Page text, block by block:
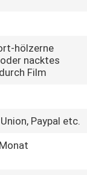
hölzerne
nacktes
Film
Paypal etc.